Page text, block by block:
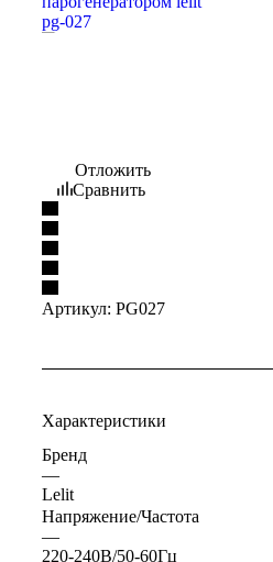
Отложить
Сравнить
Артикул: PG027
Характеристики
Бренд
—
Lelit
Напряжение/Частота
—
220-240В/50-60Гц